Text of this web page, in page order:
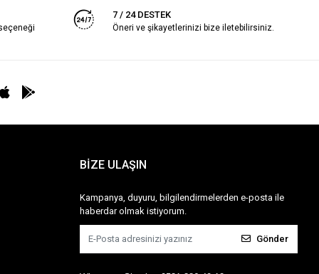
7 / 24 DESTEK
Öneri ve şikayetlerinizi bize iletebilirsiniz.
BİZE ULAŞIN
Kampanya, duyuru, bilgilendirmelerden e-posta ile
haberdar olmak istiyorum.
Gönder